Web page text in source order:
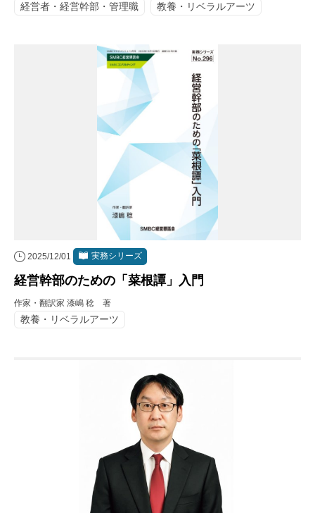
経営者・経営幹部・管理職
教養・リベラルアーツ
2025/12/01 実務シリーズ
経営幹部のための「菜根譚」入門
作家・翻訳家 漆嶋 稔 著
教養・リベラルアーツ